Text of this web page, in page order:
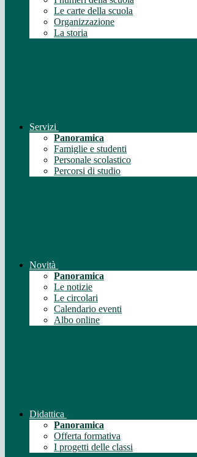
Le carte della scuola
Organizzazione
La storia
Servizi
Panoramica
Famiglie e studenti
Personale scolastico
Percorsi di studio
Novità
Panoramica
Le notizie
Le circolari
Calendario eventi
Albo online
Didattica
Panoramica
Offerta formativa
I progetti delle classi